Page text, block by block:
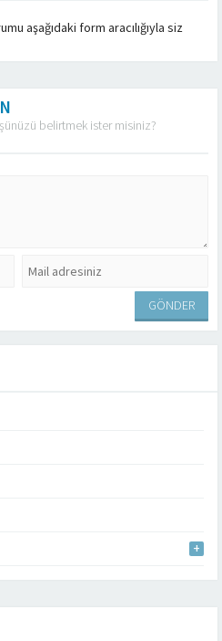
aşağıdaki form aracılığıyla siz
belirtmek ister misiniz?